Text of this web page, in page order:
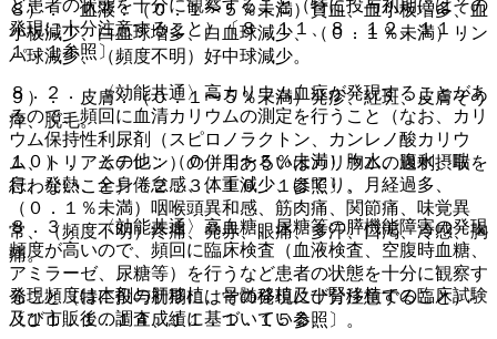
ど患者の状態を十分に観察すること（特に投与初期にはその
発現に十分注意すること）〔８．１１、８．１２、１１．
１．１参照〕。
８．２． 〈効能共通〉高カリウム血症が発現することがあ
るので、頻回に血清カリウムの測定を行うこと（なお、カリ
ウム保持性利尿剤（スピロノラクトン、カンレノ酸カリウ
ム、トリアムテレン）の併用あるいはカリウムの過剰摂取を
行わないこと）〔２．３、１０．１参照〕。
８．３． 〈効能共通〉高血糖、尿糖等の膵機能障害の発現
頻度が高いので、頻回に臨床検査（血液検査、空腹時血糖、
アミラーゼ、尿糖等）を行うなど患者の状態を十分に観察す
ること（特に投与初期にはその発現に十分注意すること）
〔１１．１．１４、１１．１．１５参照〕。
８）． 血液：（０．１〜５％未満）貧血、血小板増多、血
小板減少、白血球増多、白血球減少、（０．１％未満）リン
パ球減少、（頻度不明）好中球減少。
９）． 皮膚：（０．１〜５％未満）発疹、紅斑、皮膚そう
痒、脱毛。
１０）． その他：（０．１〜５％未満）胸水、腹水、喘
息、発熱、全身倦怠感、体重減少、ほてり、月経過多、
（０．１％未満）咽喉頭異和感、筋肉痛、関節痛、味覚異
常、（頻度不明）疼痛、発赤、眼痛、多汗、口渇、冷感、胸
痛。
発現頻度は本剤の肝移植、骨髄移植及び腎移植での臨床試験
及び市販後の調査成績に基づいている。